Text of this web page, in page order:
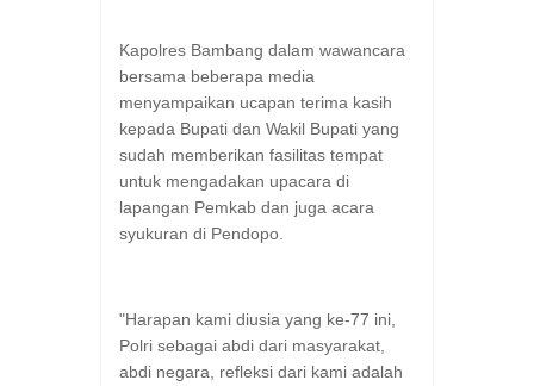
Kapolres Bambang dalam wawancara
bersama beberapa media
menyampaikan ucapan terima kasih
kepada Bupati dan Wakil Bupati yang
sudah memberikan fasilitas tempat
untuk mengadakan upacara di
lapangan Pemkab dan juga acara
syukuran di Pendopo.
"Harapan kami diusia yang ke-77 ini,
Polri sebagai abdi dari masyarakat,
abdi negara, refleksi dari kami adalah